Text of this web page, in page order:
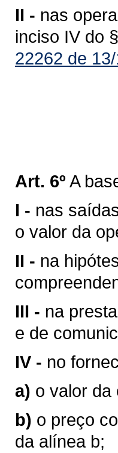
II - nas
inciso IV do
22262 de
Art. 6º A
I - nas
o valor da
II - na
III - na
e de
IV - no
a) o valor da
b) o preço
da alínea b;